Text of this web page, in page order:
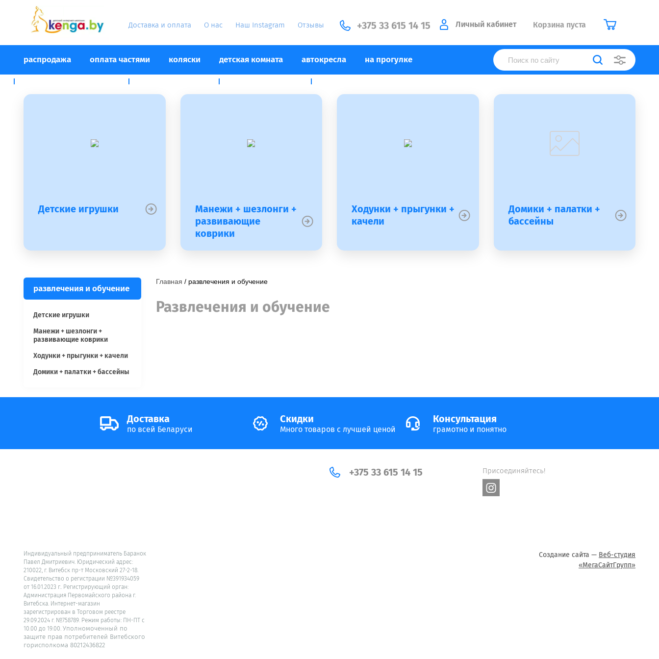
Доставка и оплата О нас Наш Instagram Отзывы +375 33 615 14 15 Личный кабинет Корзина пуста
распродажа оплата частями коляски детская комната автокресла на прогулке
Детские игрушки
Манежи + шезлонги +
развивающие
коврики
Ходунки + прыгунки +
качели
Домики + палатки +
бассейны
развлечения и обучение
Детские игрушки
Манежи + шезлонги +
развивающие коврики
Ходунки + прыгунки + качели
Домики + палатки + бассейны
Главная / развлечения и обучение
Развлечения и обучение
Доставка
по всей Беларуси
Скидки
Много товаров с лучшей ценой
Консультация
грамотно и понятно
+375 33 615 14 15 Присоединяйтесь!
Индивидуальный предприниматель Баранок
Павел Дмитриевич. Юридический адрес:
210022, г. Витебск пр-т Московский 27-2-18.
Свидетельство о регистрации №391934059
от 16.01.2023 г.. Регистрирующий орган:
Администрация Первомайского района г.
Витебска. Интернет-магазин
зарегистрирован в Торговом реестре
29.09.2024 г. №758789. Режим работы: ПН-ПТ с
10.00 до 19.00. Уполномоченный по
защите прав потребителей Витебского
горисполкома 80212436822
Создание сайта — Веб-студия
«МегаСайтГрупп»